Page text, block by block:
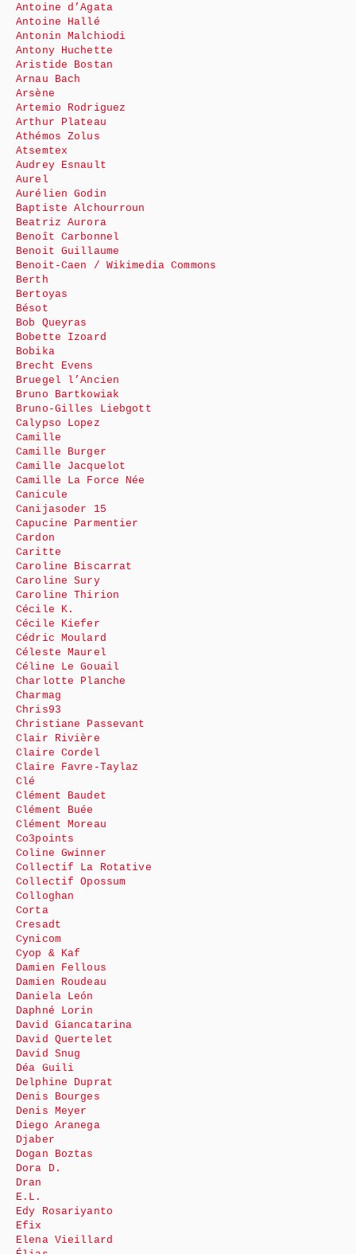
Antoine d’Agata
Antoine Hallé
Antonin Malchiodi
Antony Huchette
Aristide Bostan
Arnau Bach
Arsène
Artemio Rodriguez
Arthur Plateau
Athémos Zolus
Atsemtex
Audrey Esnault
Aurel
Aurélien Godin
Baptiste Alchourroun
Beatriz Aurora
Benoît Carbonnel
Benoit Guillaume
Benoit-Caen / Wikimedia Commons
Berth
Bertoyas
Bésot
Bob Queyras
Bobette Izoard
Bobika
Brecht Evens
Bruegel l’Ancien
Bruno Bartkowiak
Bruno-Gilles Liebgott
Calypso Lopez
Camille
Camille Burger
Camille Jacquelot
Camille La Force Née
Canicule
Canijasoder 15
Capucine Parmentier
Cardon
Caritte
Caroline Biscarrat
Caroline Sury
Caroline Thirion
Cécile K.
Cécile Kiefer
Cédric Moulard
Céleste Maurel
Céline Le Gouail
Charlotte Planche
Charmag
Chris93
Christiane Passevant
Clair Rivière
Claire Cordel
Claire Favre-Taylaz
Clé
Clément Baudet
Clément Buée
Clément Moreau
Co3points
Coline Gwinner
Collectif La Rotative
Collectif Opossum
Colloghan
Corta
Cresadt
Cynicom
Cyop & Kaf
Damien Fellous
Damien Roudeau
Daniela León
Daphné Lorin
David Giancatarina
David Quertelet
David Snug
Déa Guili
Delphine Duprat
Denis Bourges
Denis Meyer
Diego Aranega
Djaber
Dogan Boztas
Dora D.
Dran
E.L.
Edy Rosariyanto
Efix
Elena Vieillard